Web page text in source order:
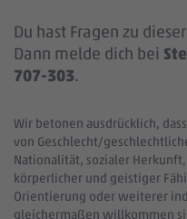
Du hast Fragen zu
Dann melde dich bei
707-303.
Wir betonen ausdrücklich,
von Geschlecht/
Nationalität, sozialer
körperlicher und geistiger
Orientierung oder weiterer
gleichermaßen willkommen